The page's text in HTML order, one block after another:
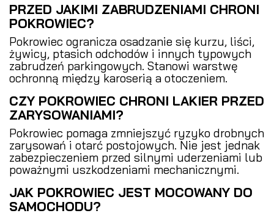
PRZED JAKIMI ZABRUDZENIAMI CHRONI
POKROWIEC?
Pokrowiec ogranicza osadzanie się kurzu, liści,
żywicy, ptasich odchodów i innych typowych
zabrudzeń parkingowych. Stanowi warstwę
ochronną między karoserią a otoczeniem.
CZY POKROWIEC CHRONI LAKIER PRZED
ZARYSOWANIAMI?
Pokrowiec pomaga zmniejszyć ryzyko drobnych
zarysowań i otarć postojowych. Nie jest jednak
zabezpieczeniem przed silnymi uderzeniami lub
poważnymi uszkodzeniami mechanicznymi.
JAK POKROWIEC JEST MOCOWANY DO
SAMOCHODU?